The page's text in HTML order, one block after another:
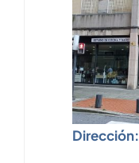
Dirección: